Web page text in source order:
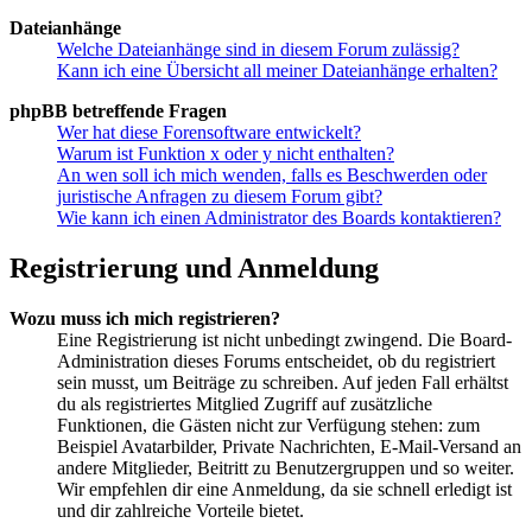
Dateianhänge
Welche Dateianhänge sind in diesem Forum zulässig?
Kann ich eine Übersicht all meiner Dateianhänge erhalten?
phpBB betreffende Fragen
Wer hat diese Forensoftware entwickelt?
Warum ist Funktion x oder y nicht enthalten?
An wen soll ich mich wenden, falls es Beschwerden oder
juristische Anfragen zu diesem Forum gibt?
Wie kann ich einen Administrator des Boards kontaktieren?
Registrierung und Anmeldung
Wozu muss ich mich registrieren?
Eine Registrierung ist nicht unbedingt zwingend. Die Board-
Administration dieses Forums entscheidet, ob du registriert
sein musst, um Beiträge zu schreiben. Auf jeden Fall erhältst
du als registriertes Mitglied Zugriff auf zusätzliche
Funktionen, die Gästen nicht zur Verfügung stehen: zum
Beispiel Avatarbilder, Private Nachrichten, E-Mail-Versand an
andere Mitglieder, Beitritt zu Benutzergruppen und so weiter.
Wir empfehlen dir eine Anmeldung, da sie schnell erledigt ist
und dir zahlreiche Vorteile bietet.